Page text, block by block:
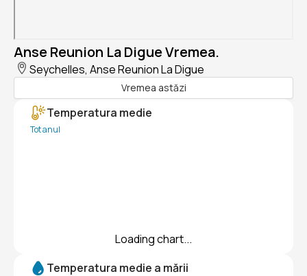
Anse Reunion La Digue Vremea.
Seychelles, Anse Reunion La Digue
Vremea astăzi
Temperatura medie
Tot anul
Loading chart...
Temperatura medie a mării